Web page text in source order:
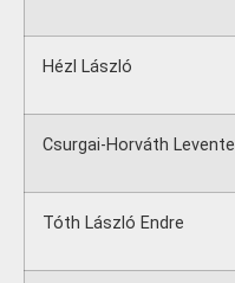
Hézl László
Csurgai-Horváth Levente
Tóth László Endre